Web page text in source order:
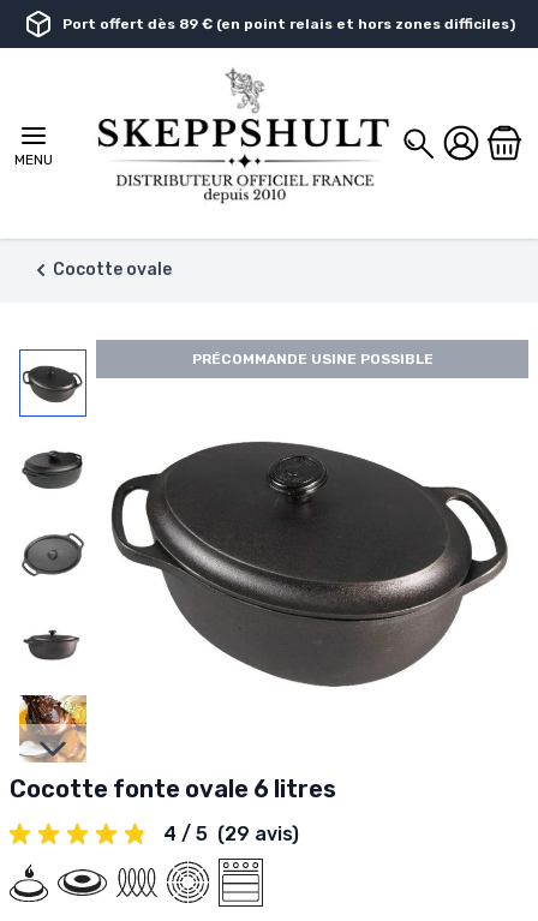
Aller au contenu
Port offert dès 89 € (en point relais et hors zones difficiles)
MENU
Chercher
Cocotte ovale
Slides suivantes
PRÉCOMMANDE USINE POSSIBLE
Cocotte fonte ovale 6 litres
4 / 5 (29 avis)